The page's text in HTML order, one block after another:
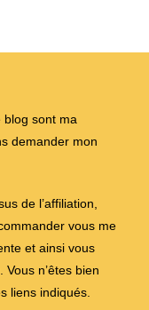
blog sont ma
demander mon
de l’affiliation,
vous me
et ainsi vous
n’êtes bien
liens indiqués.